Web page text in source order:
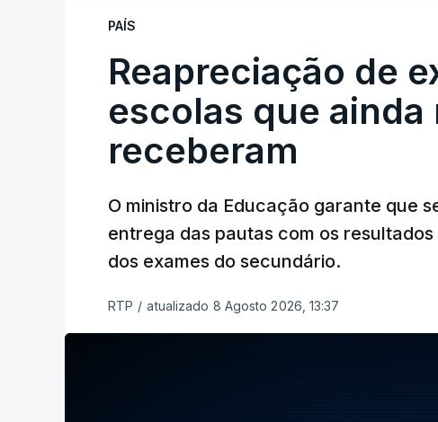
PAÍS
Reapreciação de
escolas que ainda
receberam
O ministro da Educação garante que
entrega das pautas com os
dos exames do secundário.
RTP / atualizado 8 Agosto 2026, 13:37